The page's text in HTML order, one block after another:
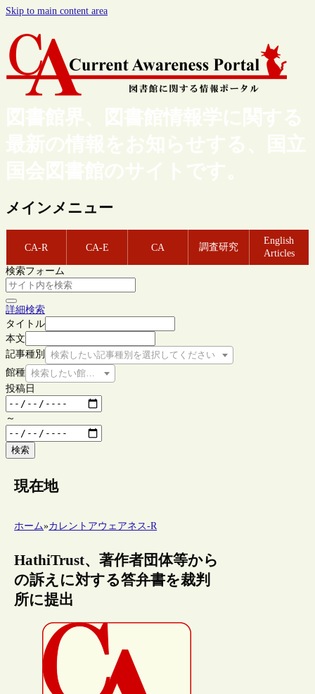
Skip to main content area
図書館界、図書館情報学に関する
最新の情報をお知らせする、国立
国会図書館のサイトです。
メインメニュー
CA-R CA-E CA 調査研究
English
Articles
検索フォーム
詳細検索
タイトル
本文
記事種別
検索したい記事種別を選択してください
館種 検索したい館種を選択してください
投稿日
～
検索
現在地
ホーム»カレントアウェアネス-R
HathiTrust、著作者団体等から
の訴えに対する答弁書を裁判
所に提出